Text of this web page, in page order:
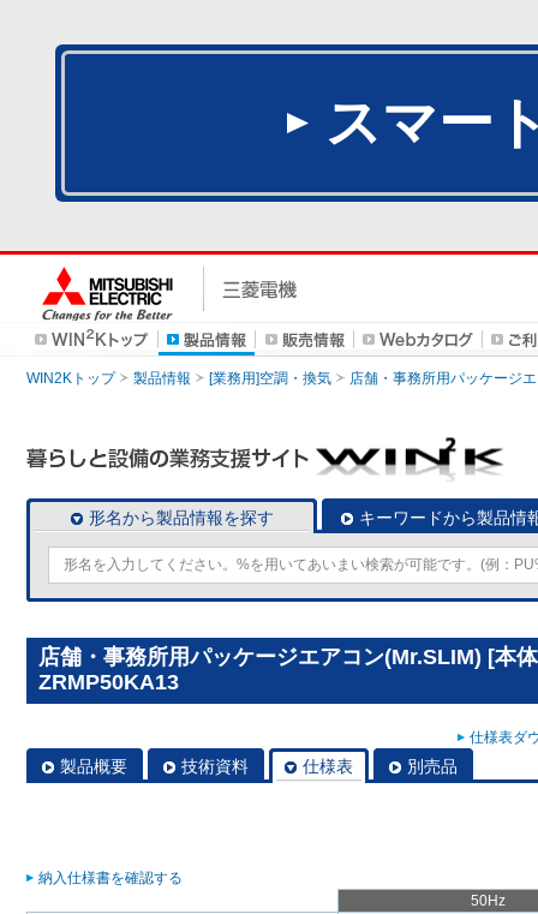
スマー
WIN2Kトップ 製品情報 [業務用]空調・換気 店舗・事務所用パッケージ
形名から製品情報を探す キーワードから製品情
店舗・事務所用パッケージエアコン(Mr.SLIM) [本
ZRMP50KA13
仕様表ダ
製品概要 技術資料 仕様表 別売品
納入仕様書を確認する
50Hz